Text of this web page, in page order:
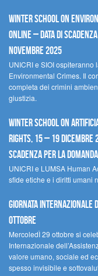
Winter School on
Online – Data di
novembre 2025
UNICRI e SIOI
Environmental Crimes. Il
completa dei crimini
giustizia.
Winter School on
Rights, 15 – 19 dicembre
scadenza per la
UNICRI e LUMSA Human
sfide etiche e i diritti umani
Giornata internazionale
ottobre
MercoledÌ 29 ottobre si
Internazionale
valore umano, sociale ed
spesso invisibile e